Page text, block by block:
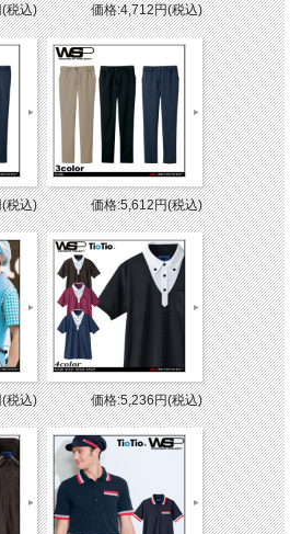
税込) 価格:4,712円(税込)
税込) 価格:5,612円(税込)
税込) 価格:5,236円(税込)